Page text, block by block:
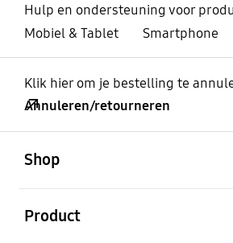
Hulp en ondersteuning voor
Mobiel & Tablet
Smartphone
Klik hier om je bestelling te
Annuleren/retourneren
Shop
Product